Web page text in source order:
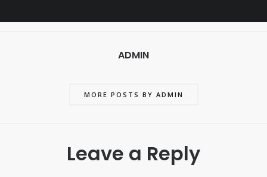
ADMIN
MORE POSTS BY ADMIN
Leave a Reply